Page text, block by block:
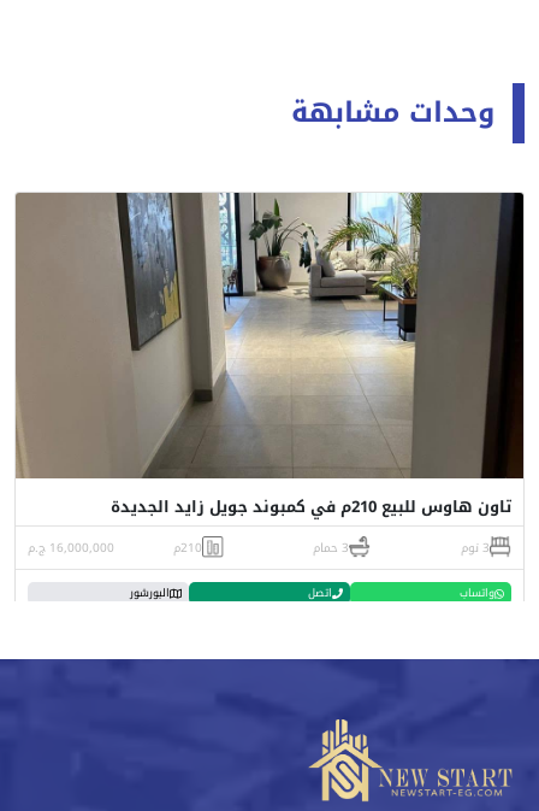
وحدات مشابهة
تاون هاوس للبيع 210م في كمبوند جويل زايد الجديدة
3 نوم 3 حمام 210م 16,000,000 ج.م
واتساب اتصل البورشور